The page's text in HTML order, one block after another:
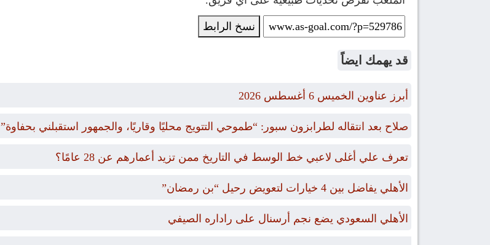
نسخ الرابط
قد يهمك ايضاً
أبرز عناوين الخميس 6 أغسطس 2026
صلاح بعد انتقاله لطرابزون سبور: “طموحي التتويج محليًا وقاريًا، والجمهور استقبلني بحفاوة”
تعرف علي أغلى لاعبي خط الوسط في التاريخ ممن تزيد أعمارهم عن 28 عامًا؟
الأهلي يفاضل بين 4 خيارات لتعويض رحيل “بن رمضان”
الأهلي السعودي يضع نجم أرسنال على راداره الصيفي